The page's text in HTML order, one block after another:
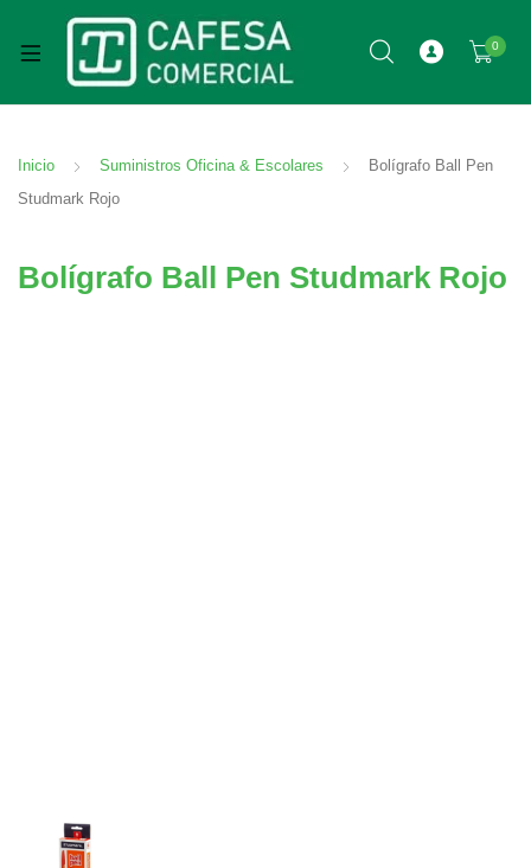
0
Inicio Suministros Oficina & Escolares
Bolígrafo Ball Pen
Studmark Rojo
Bolígrafo Ball Pen Studmark Rojo